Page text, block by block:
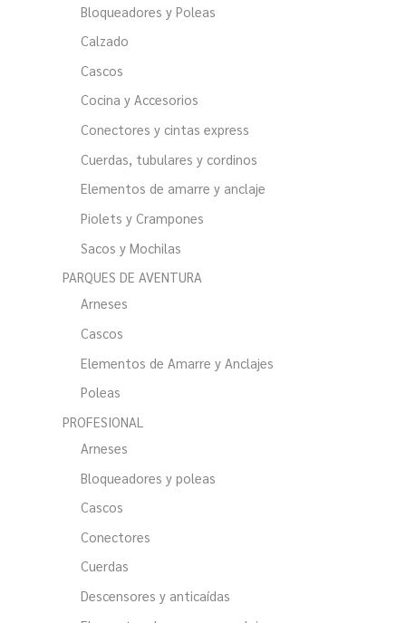
Bloqueadores y Poleas
Calzado
Cascos
Cocina y Accesorios
Conectores y cintas express
Cuerdas, tubulares y cordinos
Elementos de amarre y anclaje
Piolets y Crampones
Sacos y Mochilas
PARQUES DE AVENTURA
Arneses
Cascos
Elementos de Amarre y Anclajes
Poleas
PROFESIONAL
Arneses
Bloqueadores y poleas
Cascos
Conectores
Cuerdas
Descensores y anticaídas